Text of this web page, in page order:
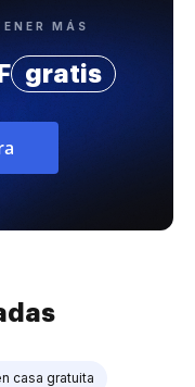
MÁS
gratis
casa gratuita